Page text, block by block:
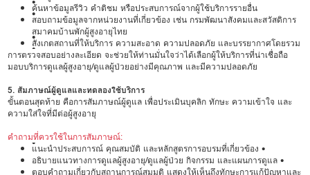
ค้นหาข้อมูลรีวิว คำติชม หรือประสบการณ์จากผู้ใช้บริการรายอื่น
•
สอบถามข้อมูลจากหน่วยงานที่เกี่ยวข้อง เช่น กรมพัฒนาสังคมและสวัสดิการ
สมาคมบ้านพักผู้สูงอายุไทย
•
สังเกตสถานที่ให้บริการ ความสะอาด ความปลอดภัย และบรรยากาศโดยรวม
•
การตรวจสอบอย่างละเอียด จะช่วยให้ท่านมั่นใจว่าได้เลือกผู้ให้บริการที่น่าเชื่อถือ
มอบบริการดูแลผู้สูงอายุ/ดูแลผู้ป่วยอย่างมีคุณภาพ และมีความปลอดภัย
5. สัมภาษณ์ผู้ดูแลและทดลองใช้บริการ
ขั้นตอนสุดท้าย คือการสัมภาษณ์ผู้ดูแล เพื่อประเมินบุคลิก ทักษะ ความเข้าใจ และ
ความใส่ใจที่มีต่อผู้สูงอายุ
คำถามที่ควรใช้ในการสัมภาษณ์:
•
แนะนำประสบการณ์ คุณสมบัติ และหลักสูตรการอบรมที่เกี่ยวข้อง •
อธิบายแนวทางการดูแลผู้สูงอายุ/ดูแลผู้ป่วย กิจกรรม และแผนการดูแล •
ตอบคำถามเกี่ยวกับสถานการณ์สมมติ แสดงให้เห็นถึงทักษะการแก้ปัญหาและ